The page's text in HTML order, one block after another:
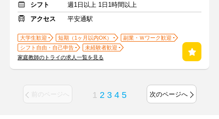
シフト
週1日以上 1日1時間以上
アクセス
平安通駅
大学生歓迎 短期（1ヶ月以内OK）
副業・Ｗワーク歓迎
シフト自由・自己申告
未経験者歓迎
家庭教師のトライの求人一覧を見る
前のページへ 1 2 3 4 5 次のページへ